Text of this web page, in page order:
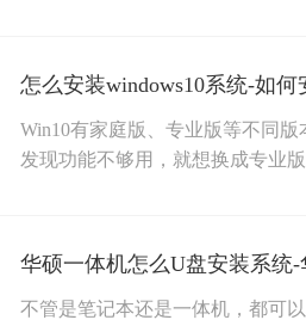
怎么安装windows10系统-如何
Win10有家庭版、专业版等不同
发现功能不够用，就想换成专业
不管是笔记本还是一体机，都可